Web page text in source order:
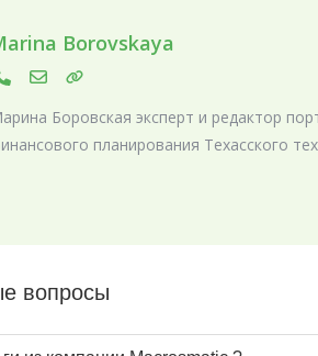
Borovskaya
Боровская эксперт и редактор
планирования Техасского
вопросы